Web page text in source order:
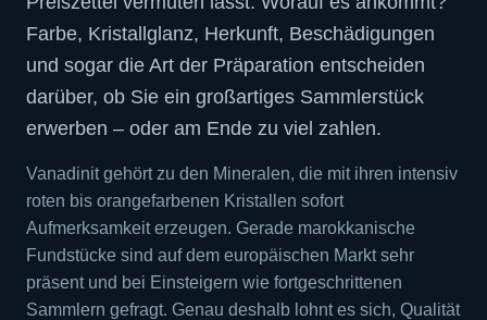
Farbe, Kristallglanz, Herkunft, Beschädigungen
und sogar die Art der Präparation entscheiden
darüber, ob Sie ein großartiges Sammlerstück
erwerben – oder am Ende zu viel zahlen.
Vanadinit gehört zu den Mineralen, die mit ihren intensiv
roten bis orangefarbenen Kristallen sofort
Aufmerksamkeit erzeugen. Gerade marokkanische
Fundstücke sind auf dem europäischen Markt sehr
präsent und bei Einsteigern wie fortgeschrittenen
Sammlern gefragt. Genau deshalb lohnt es sich, Qualität